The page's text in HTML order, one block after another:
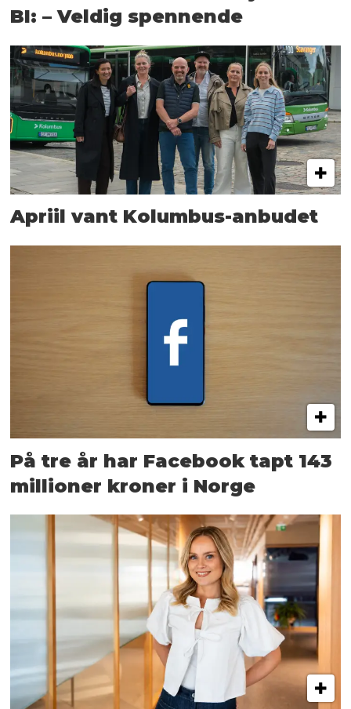
BI: – Veldig spennende
Apriil vant Kolumbus-anbudet
På tre år har Facebook tapt 143
millioner kroner i Norge